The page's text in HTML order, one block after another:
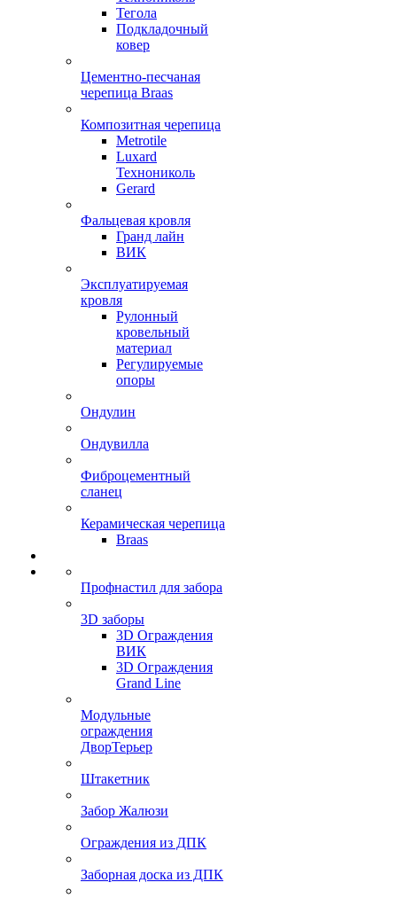
Тегола
Подкладочный
ковер
Цементно-песчаная
черепица Braas
Композитная черепица
Metrotile
Luxard
Технониколь
Gerard
Фальцевая кровля
Гранд лайн
ВИК
Эксплуатируемая
кровля
Рулонный
кровельный
материал
Регулируемые
опоры
Ондулин
Ондувилла
Фиброцементный
сланец
Керамическая черепица
Braas
Профнастил для забора
3D заборы
3D Ограждения
ВИК
3D Ограждения
Grand Line
Модульные
ограждения
ДворТерьер
Штакетник
Забор Жалюзи
Ограждения из ДПК
Заборная доска из ДПК